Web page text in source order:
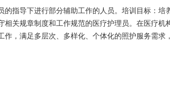
指导下进行部分辅助工作的人员。培训目标：培
关规章制度和工作规范的医疗护理员。在医疗机
，满足多层次、多样化、个体化的照护服务需求